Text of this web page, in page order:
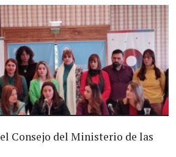
Consejo del Ministerio de las